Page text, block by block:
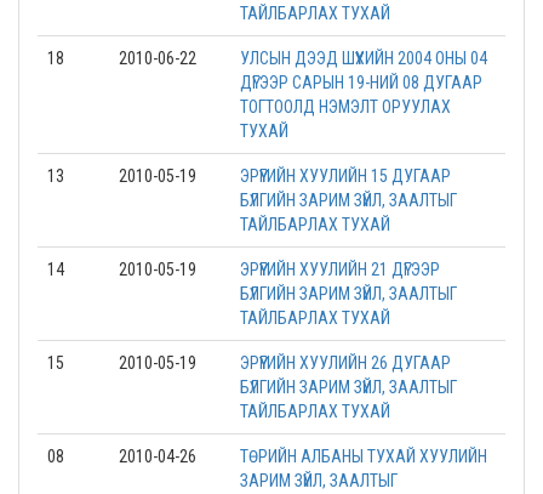
ТАЙЛБАРЛАХ ТУХАЙ
18 2010-06-22
УЛСЫН ДЭЭД ШҮҮХИЙН 2004 ОНЫ 04
ДҮГЭЭР САРЫН 19-НИЙ 08 ДУГААР
ТОГТООЛД НЭМЭЛТ ОРУУЛАХ
ТУХАЙ
13 2010-05-19
ЭРҮҮГИЙН ХУУЛИЙН 15 ДУГААР
БҮЛГИЙН ЗАРИМ ЗҮЙЛ, ЗААЛТЫГ
ТАЙЛБАРЛАХ ТУХАЙ
14 2010-05-19
ЭРҮҮГИЙН ХУУЛИЙН 21 ДҮГЭЭР
БҮЛГИЙН ЗАРИМ ЗҮЙЛ, ЗААЛТЫГ
ТАЙЛБАРЛАХ ТУХАЙ
15 2010-05-19
ЭРҮҮГИЙН ХУУЛИЙН 26 ДУГААР
БҮЛГИЙН ЗАРИМ ЗҮЙЛ, ЗААЛТЫГ
ТАЙЛБАРЛАХ ТУХАЙ
08 2010-04-26
ТӨРИЙН АЛБАНЫ ТУХАЙ ХУУЛИЙН
ЗАРИМ ЗҮЙЛ, ЗААЛТЫГ